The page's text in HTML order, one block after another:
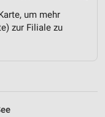
um mehr
zur Filiale zu